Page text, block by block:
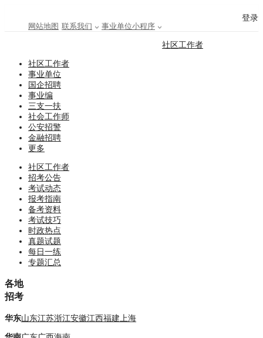
网站地图 联系我们 事业单位小程序
登录
社区工作者
社区工作者
事业单位
国企招聘
事业编
三支一扶
社会工作师
公安招警
金融招聘
更多
社区工作者
招考公告
考试动态
报考指南
备考资料
考试技巧
时政热点
真题试题
每日一练
专题汇总
各地
招考
华东山东江苏浙江安徽江西福建 上海